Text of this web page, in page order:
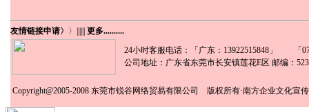
友情链接申请〉 〉
更多..........
24小时客服电话：「广东：13922515848」 「
公司地址：广东省东莞市长安镇莲花E区 邮编：
Copyright@2005-2008 东莞市锐谷网络贸易有限公司 版权所有·南方企业文化宣